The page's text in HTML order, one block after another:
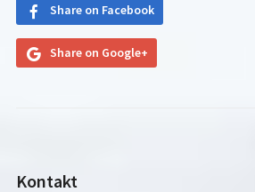
Share on Facebook
Share on Google+
Kontakt